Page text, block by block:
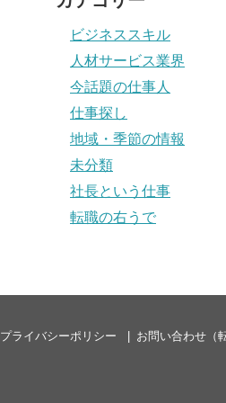
ビジネススキル
人材サービス業界
今話題の仕事人
仕事探し
地域・季節の情報
未分類
社長という仕事
転職の右うで
プライバシーポリシー
お問い合わせ（